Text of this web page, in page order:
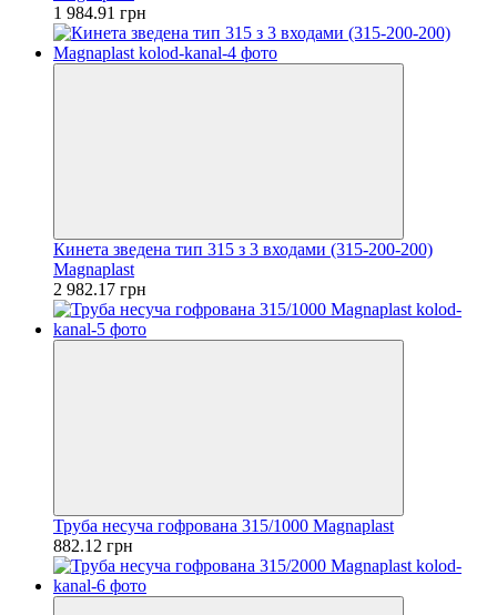
1 984.91 грн
Кинета зведена тип 315 з 3 входами (315-200-200)
Magnaplast
2 982.17 грн
Труба несуча гофрована 315/1000 Magnaplast
882.12 грн